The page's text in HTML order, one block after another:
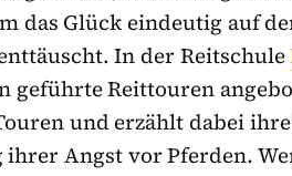
das Glück eindeutig auf
In der Reitschule
geführte Reittouren
und erzählt dabei
Angst vor Pferden.